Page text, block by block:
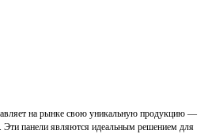
на рынке свою уникальную продукцию —
Эти панели являются идеальным решением для